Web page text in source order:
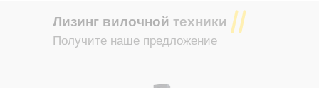
Лизинг вилочной техники
Получите наше предложение